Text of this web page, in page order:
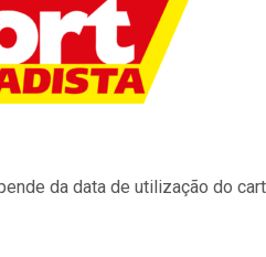
da data de utilização do